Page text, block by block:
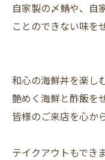
自家製の〆鯖や、自
ことのできない味を
和心の海鮮丼を楽し
艶めく海鮮と酢飯を
皆様のご来店を心か
テイクアウトもできま